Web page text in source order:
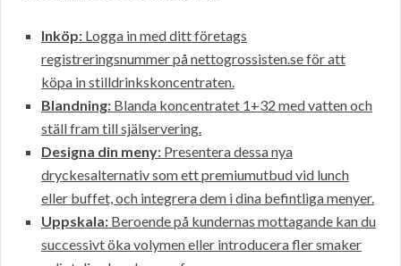
Inköp: Logga in med ditt företags
registreringsnummer på nettogrossisten.se för att
köpa in stilldrinkskoncentraten.
Blandning: Blanda koncentratet 1+32 med vatten och
ställ fram till själservering.
Designa din meny: Presentera dessa nya
dryckesalternativ som ett premiumutbud vid lunch
eller buffet, och integrera dem i dina befintliga menyer.
Uppskala: Beroende på kundernas mottagande kan du
successivt öka volymen eller introducera fler smaker